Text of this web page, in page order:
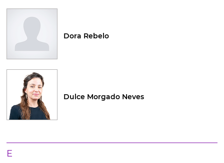
Dora Rebelo
Dulce Morgado Neves
E